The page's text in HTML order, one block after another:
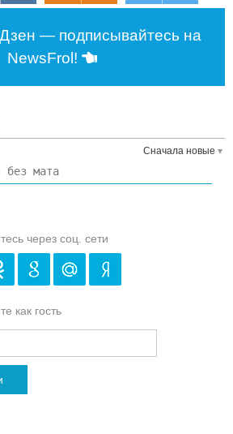
— подписывайтесь на
NewsFrol!
Сначала новые
через соц. сети
как гость